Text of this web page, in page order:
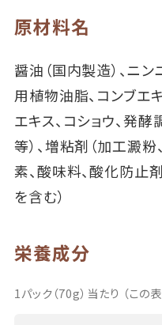
原材料名
醤油（国内製造）、ニン
用植物油脂、コンブエ
エキス、コショウ、発
等）、増粘剤（加工澱
素、酸味料、酸化防止剤
を含む）
栄養成分
1パック（70g）当たり （この